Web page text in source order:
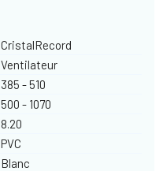
CristalRecord
Ventilateur
385 - 510
500 - 1070
8.20
PVC
Blanc